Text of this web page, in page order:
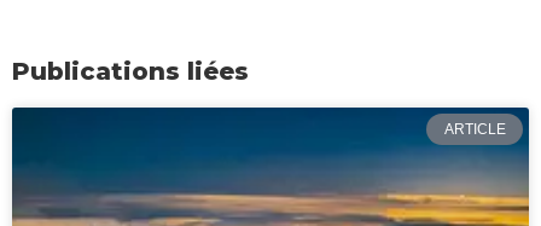
Publications liées
ARTICLE